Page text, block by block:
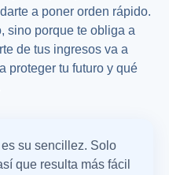
a poner orden rápido.
sino porque te obliga a
de tus ingresos va a
proteger tu futuro y qué
su sencillez. Solo
que resulta más fácil